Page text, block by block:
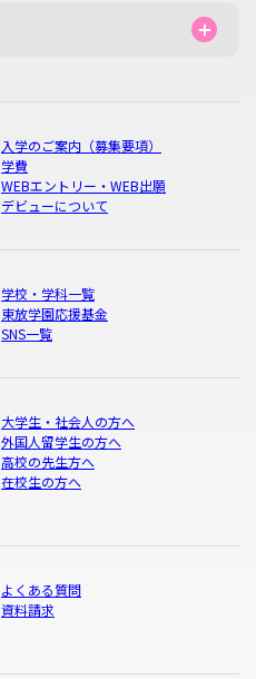
入学のご案内（募集要項）
学費
WEBエントリー・WEB出願
デビューについて
学校・学科一覧
東放学園応援基金
SNS一覧
大学生・社会人の方へ
外国人留学生の方へ
高校の先生方へ
在校生の方へ
よくある質問
資料請求